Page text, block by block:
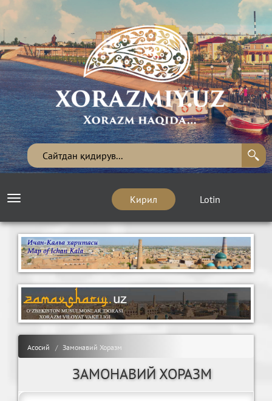
Кирил Lotin
Toggle
Асосий Замонавий Хоразм
ЗАМОНАВИЙ ХОРАЗМ